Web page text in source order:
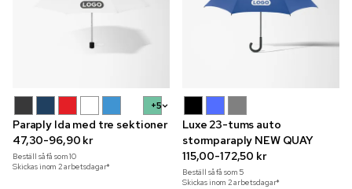
+5
Paraply Ida med tre sektioner
47,30-96,90 kr
Beställ så få som10
Skickas inom 2 arbetsdagar*
Luxe 23-tums auto
stormparaply NEW QUAY
115,00-172,50 kr
Beställ så få som 5
Skickas inom 2 arbetsdagar*